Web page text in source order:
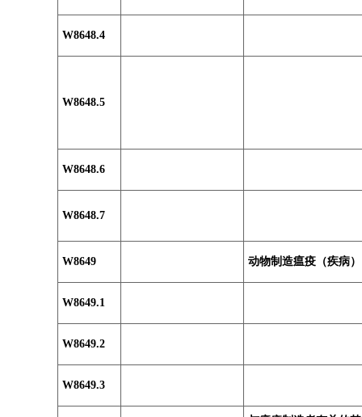
W8648.4
W8648.5
W8648.6
W8648.7
W8649 动物制造瘟疫（疾病）
W8649.1
W8649.2
W8649.3